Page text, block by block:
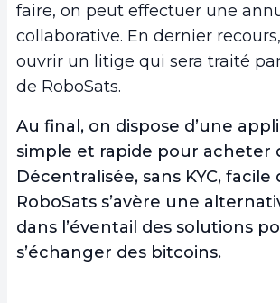
faire, on peut effectuer une
collaborative. En dernier
ouvrir un litige qui sera traité
de RoboSats.
Au final, on dispose d’une
simple et rapide pour acheter
Décentralisée, sans KYC, facile
RoboSats s’avère une
dans l’éventail des solutions
s’échanger des bitcoins.